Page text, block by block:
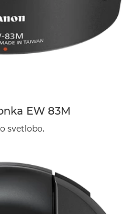
EW 83M
svetlobo.